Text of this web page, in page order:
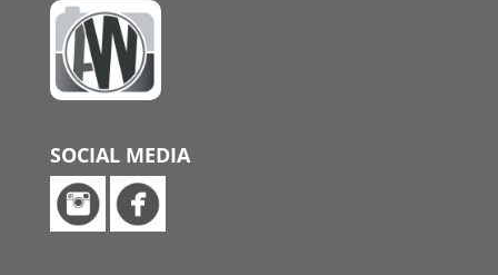
SOCIAL MEDIA